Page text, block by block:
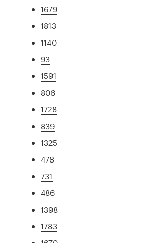
1679
1813
1140
93
1591
806
1728
839
1325
478
731
486
1398
1783